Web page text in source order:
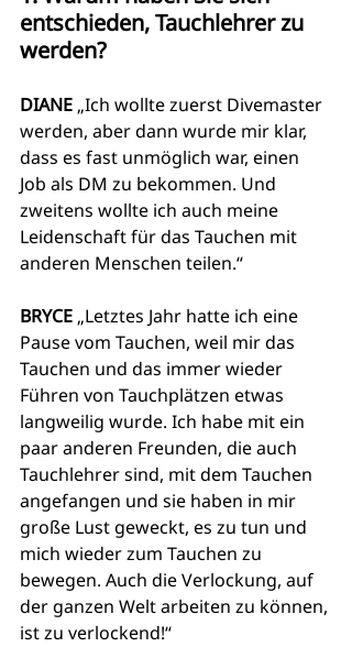
entschieden, Tauchlehrer zu
werden?
DIANE „Ich wollte zuerst Divemaster
werden, aber dann wurde mir klar,
dass es fast unmöglich war, einen
Job als DM zu bekommen. Und
zweitens wollte ich auch meine
Leidenschaft für das Tauchen mit
anderen Menschen teilen.“
BRYCE „Letztes Jahr hatte ich eine
Pause vom Tauchen, weil mir das
Tauchen und das immer wieder
Führen von Tauchplätzen etwas
langweilig wurde. Ich habe mit ein
paar anderen Freunden, die auch
Tauchlehrer sind, mit dem Tauchen
angefangen und sie haben in mir
große Lust geweckt, es zu tun und
mich wieder zum Tauchen zu
bewegen. Auch die Verlockung, auf
der ganzen Welt arbeiten zu können,
ist zu verlockend!“